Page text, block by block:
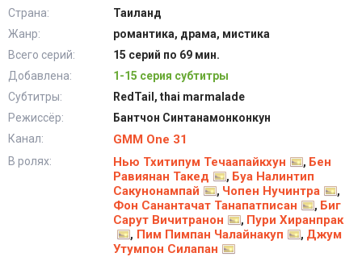
Страна:
Таиланд
Жанр:
романтика, драма, мистика
Всего серий:
15 серий по 69 мин.
Добавлена:
1-15 серия субтитры
Субтитры:
RedTail, thai marmalade
Режиссёр:
Бантчон Синтанамонконкун
Канал:
GMM One 31
В ролях: Нью Тхитипум Течаапайкхун , Бен
Равиянан Такед
, Буа Налинтип
Сакунонампай
, Чопен Нучинтра ,
Фон Санантачат Танапатписан , Биг
Сарут Вичитранон
, Пури Хиранпрак
, Пим Пимпан Чалайнакуп , Джум
Утумпон Силапан